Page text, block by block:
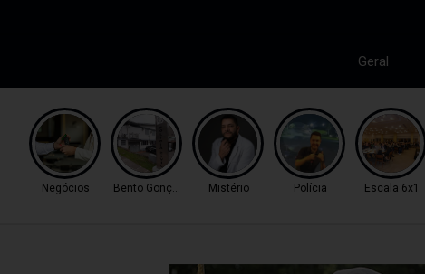
Geral
Negócios Bento Gonçalves Mistério Polícia Escala 6x1